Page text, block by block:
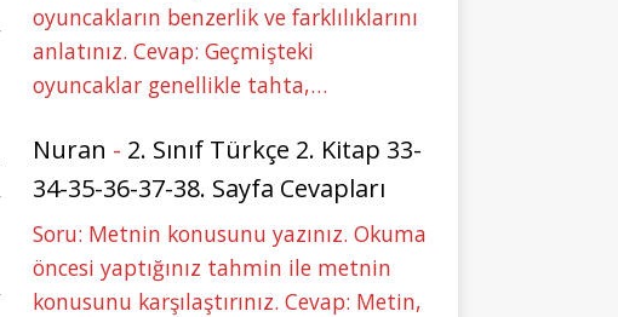
oyuncakların benzerlik ve farklılıklarını
anlatınız. Cevap: Geçmişteki
oyuncaklar genellikle tahta,…
Nuran - 2. Sınıf Türkçe 2. Kitap 33-
34-35-36-37-38. Sayfa Cevapları
Soru: Metnin konusunu yazınız. Okuma
öncesi yaptığınız tahmin ile metnin
konusunu karşılaştırınız. Cevap: Metin,